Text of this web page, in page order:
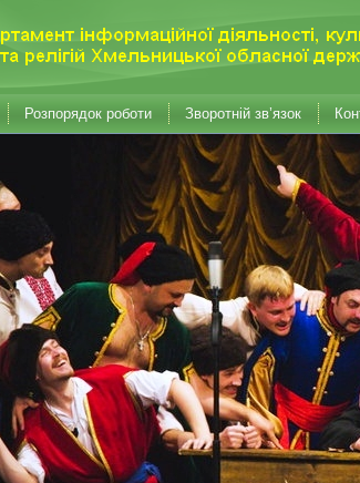
Розпорядок роботи Зворотній зв’язок